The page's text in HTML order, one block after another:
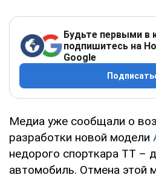
Будьте первыми в
подпишитесь на
Google
Медиа уже сообщали о
разработки новой модели
недорого спорткара TT –
автомобиль. Отмена этой